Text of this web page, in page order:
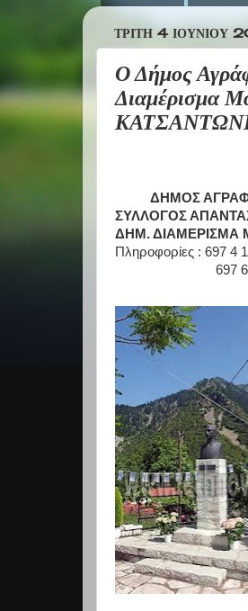
ΤΡΊΤΗ 4 ΙΟΥΝΊΟΥ
Ο Δήμος
Διαμέρισμα
ΔΗΜΟΣ
ΣΥΛΛΟΓΟΣ
ΔΗΜ. ΔΙΑΜΕΡΙΣΜΑ
Πληροφορίες : 697 4
697